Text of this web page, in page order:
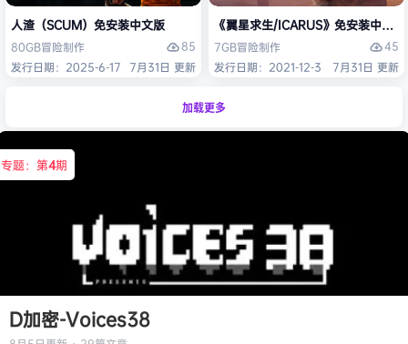
人渣（SCUM）免安装中文版
80GB冒险制作
85
发行日期：2025-6-17 7月31日 更新
《翼星求生/ICARUS》免安装中文版
7GB冒险制作
45
发行日期：2021-12-3
7月31日 更新
加载更多
专题：第4期
D加密-Voices38